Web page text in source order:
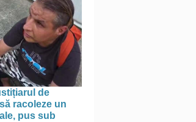
de
racoleze un
pus sub